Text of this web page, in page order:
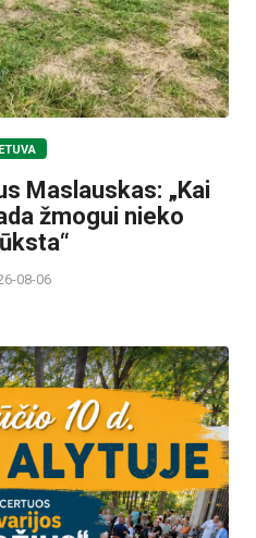
Maslauskas: „Kai
žmogui nieko
08-06